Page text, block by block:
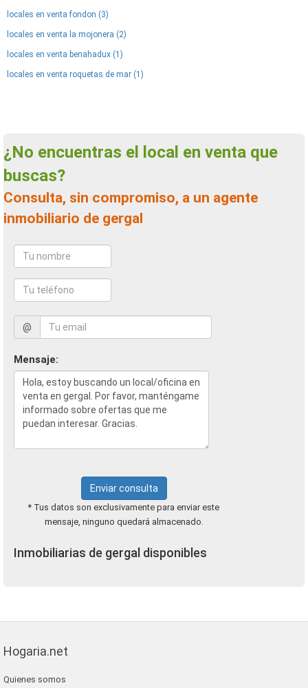
locales en venta fondon (3)
locales en venta la mojonera (2)
locales en venta benahadux (1)
locales en venta roquetas de mar (1)
¿No encuentras el local en venta que
buscas?
Consulta, sin compromiso, a un agente
inmobiliario de gergal
@
Mensaje:
Enviar consulta
* Tus datos son exclusivamente para enviar este
mensaje, ninguno quedará almacenado.
Inmobiliarias de gergal disponibles
Hogaria.net
Quienes somos